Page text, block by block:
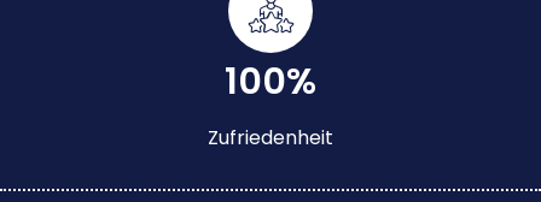
100%
Zufriedenheit